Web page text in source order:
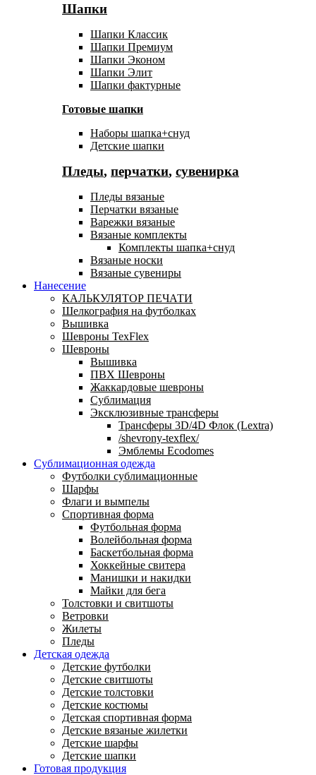
Шапки
Шапки Классик
Шапки Премиум
Шапки Эконом
Шапки Элит
Шапки фактурные
Готовые шапки
Наборы шапка+снуд
Детские шапки
Пледы, перчатки, сувенирка
Пледы вязаные
Перчатки вязаные
Варежки вязаные
Вязаные комплекты
Комплекты шапка+снуд
Вязаные носки
Вязаные сувениры
Нанесение
КАЛЬКУЛЯТОР ПЕЧАТИ
Шелкография на футболках
Вышивка
Шевроны TexFlex
Шевроны
Вышивка
ПВХ Шевроны
Жаккардовые шевроны
Сублимация
Эксклюзивные трансферы
Трансферы 3D/4D Флок (Lextra)
/shevrony-texflex/
Эмблемы Ecodomes
Сублимационная одежда
Футболки сублимационные
Шарфы
Флаги и вымпелы
Спортивная форма
Футбольная форма
Волейбольная форма
Баскетбольная форма
Хоккейные свитера
Манишки и накидки
Майки для бега
Толстовки и свитшоты
Ветровки
Жилеты
Пледы
Детская одежда
Детские футболки
Детские свитшоты
Детские толстовки
Детские костюмы
Детская спортивная форма
Детские вязаные жилетки
Детские шарфы
Детские шапки
Готовая продукция